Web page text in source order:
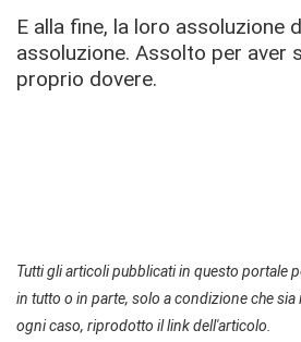
E alla fine, la loro assoluzione
assoluzione. Assolto per aver
proprio dovere.
Tutti gli articoli pubblicati in questo portale
in tutto o in parte, solo a condizione che sia
ogni caso, riprodotto il link dell'articolo.